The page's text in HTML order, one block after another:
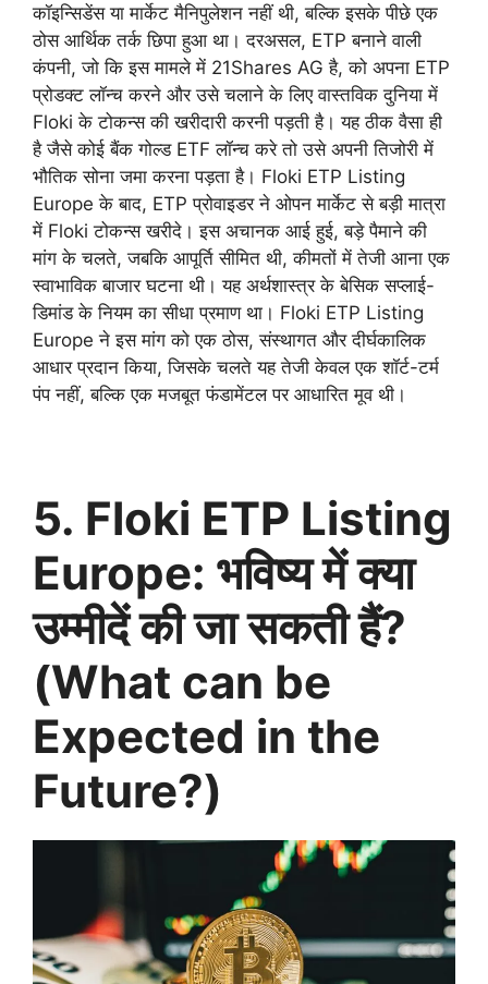
कॉइन्सिडेंस या मार्केट मैनिपुलेशन नहीं थी, बल्कि इसके पीछे एक
ठोस आर्थिक तर्क छिपा हुआ था। दरअसल, ETP बनाने वाली
कंपनी, जो कि इस मामले में 21Shares AG है, को अपना ETP
प्रोडक्ट लॉन्च करने और उसे चलाने के लिए वास्तविक दुनिया में
Floki के टोकन्स की खरीदारी करनी पड़ती है। यह ठीक वैसा ही
है जैसे कोई बैंक गोल्ड ETF लॉन्च करे तो उसे अपनी तिजोरी में
भौतिक सोना जमा करना पड़ता है। Floki ETP Listing
Europe के बाद, ETP प्रोवाइडर ने ओपन मार्केट से बड़ी मात्रा
में Floki टोकन्स खरीदे। इस अचानक आई हुई, बड़े पैमाने की
मांग के चलते, जबकि आपूर्ति सीमित थी, कीमतों में तेजी आना एक
स्वाभाविक बाजार घटना थी। यह अर्थशास्त्र के बेसिक सप्लाई-
डिमांड के नियम का सीधा प्रमाण था। Floki ETP Listing
Europe ने इस मांग को एक ठोस, संस्थागत और दीर्घकालिक
आधार प्रदान किया, जिसके चलते यह तेजी केवल एक शॉर्ट-टर्म
पंप नहीं, बल्कि एक मजबूत फंडामेंटल पर आधारित मूव थी।
5. Floki ETP Listing
Europe: भविष्य में क्या
उम्मीदें की जा सकती हैं?
(What can be
Expected in the
Future?)